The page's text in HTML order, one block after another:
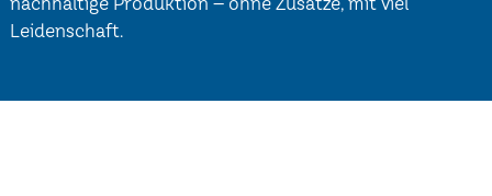
Leidenschaft.